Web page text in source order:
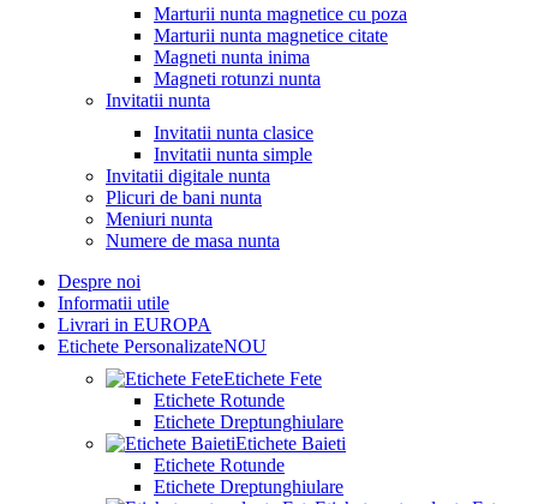
Marturii nunta magnetice cu poza
Marturii nunta magnetice citate
Magneti nunta inima
Magneti rotunzi nunta
Invitatii nunta
Invitatii nunta clasice
Invitatii nunta simple
Invitatii digitale nunta
Plicuri de bani nunta
Meniuri nunta
Numere de masa nunta
Despre noi
Informatii utile
Livrari in EUROPA
Etichete PersonalizateNOU
Etichete Fete
Etichete Rotunde
Etichete Dreptunghiulare
Etichete Baieti
Etichete Rotunde
Etichete Dreptunghiulare